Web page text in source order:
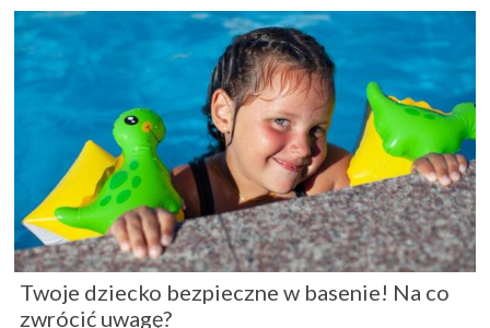
Twoje dziecko bezpieczne w basenie! Na co
zwrócić uwagę?